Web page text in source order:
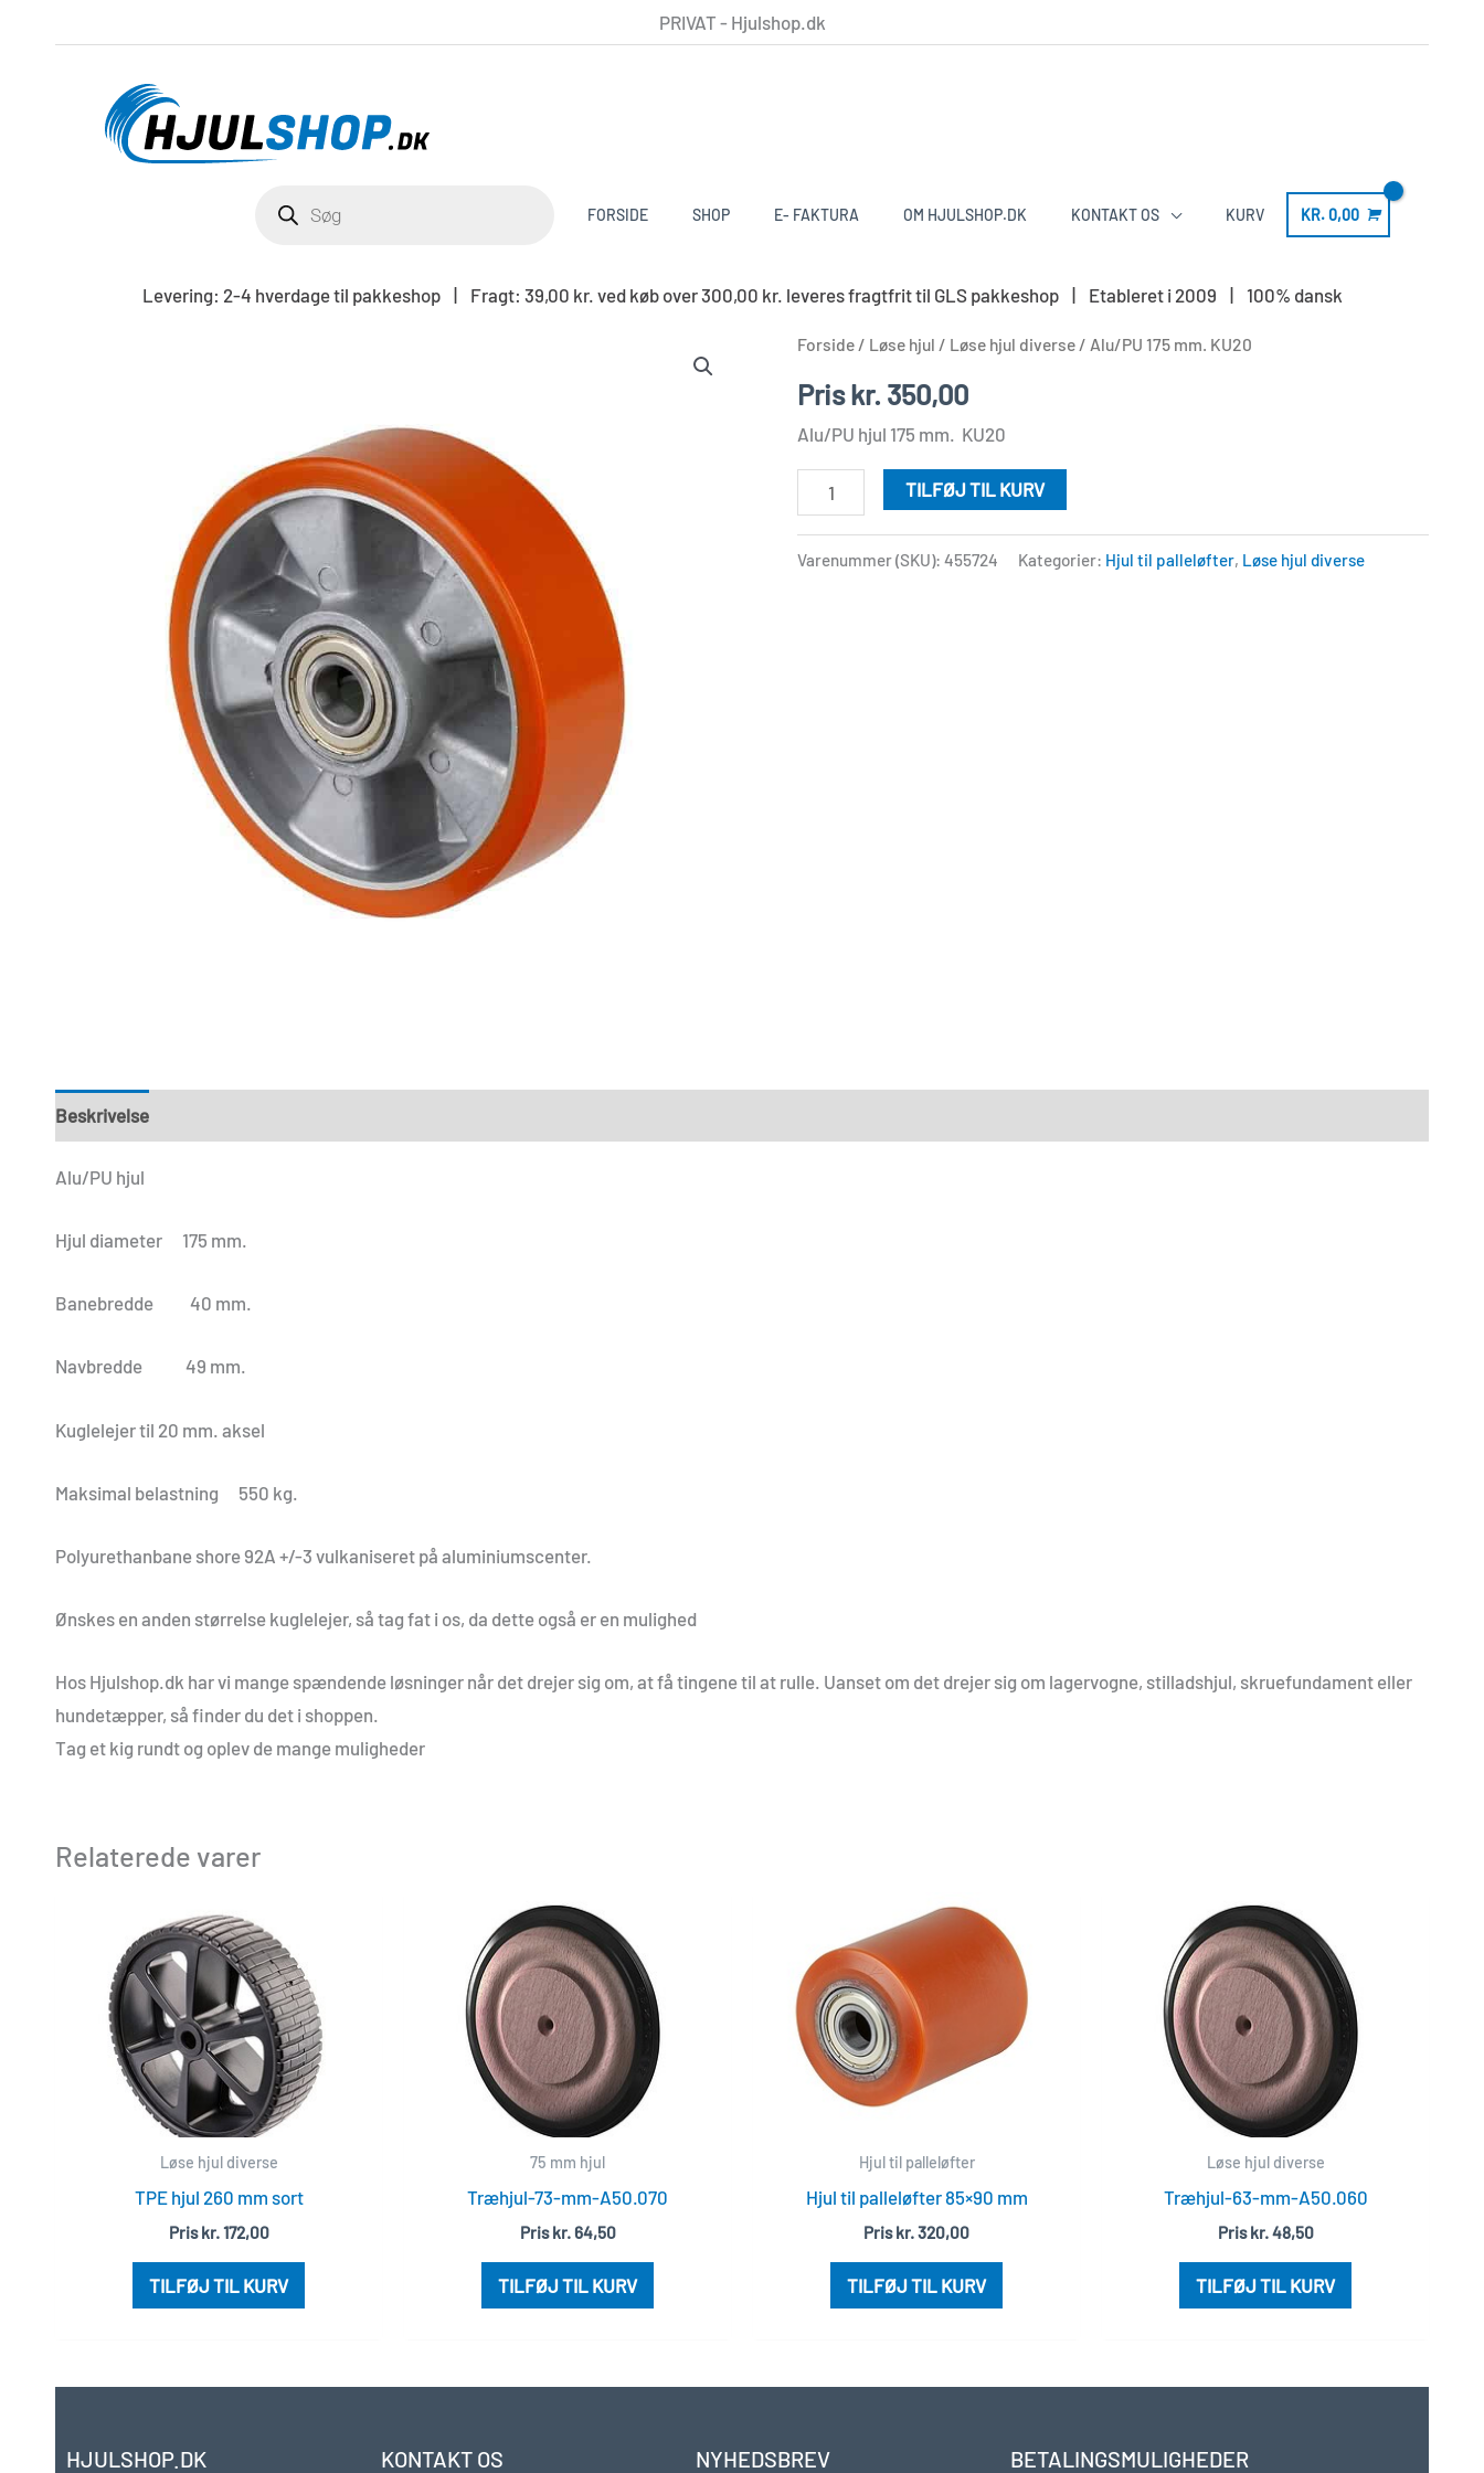
til
PRIVAT - Hjulshop.dk
FORSIDE
SHOP E- FAKTURA OM HJULSHOP.DK KONTAKT OS KURV KR.0,00
Levering: 2-4 hverdage til pakkeshop | Fragt: 39,00 kr. ved køb over 300,00 kr. leveres fragtfrit til GLS pakkeshop | Etableret i 2009 | 100% dansk
Forside/ Løse hjul / Løse hjul diverse/ Alu/PU 175 mm. KU20
Priskr. 350,00
Alu/PU hjul 175 mm. KU20
Alu/PU
mm.
KU20
antal
TILFØJ TIL KURV
Varenummer (SKU): 455724 Kategorier: Hjul til palleløfter, Løse hjul diverse
Beskrivelse
Alu/PU hjul
Hjul diameter 175 mm.
Banebredde 40 mm.
Navbredde 49 mm.
Kuglelejer til 20 mm. aksel
Maksimal belastning 550 kg.
Polyurethanbane shore 92A +/-3 vulkaniseret på aluminiumscenter.
Ønskes en anden størrelse kuglelejer, så tag fat i os, da dette også er en mulighed
Hos Hjulshop.dk har vi mange spændende løsninger når det drejer sig om, at få tingene til at rulle. Uanset om det drejer sig om lagervogne, stilladshjul, skruefundament eller
hundetæpper, så finder du det i shoppen.
Tag et kig rundt og oplev de mange muligheder
Relaterede varer
Løse hjul diverse
TPE hjul 260 mm sort
Priskr.172,00
TILFØJ TIL KURV
75 mm hjul
Træhjul-73-mm-A50.070
Priskr.64,50
TILFØJ TIL KURV
Hjul til palleløfter
Hjul til palleløfter 85×90 mm
Priskr.320,00
TILFØJ TIL KURV
Løse hjul diverse
Træhjul-63-mm-A50.060
Priskr.48,50
TILFØJ TIL KURV
HJULSHOP.DK KONTAKT OS NYHEDSBREV BETALINGSMULIGHEDER